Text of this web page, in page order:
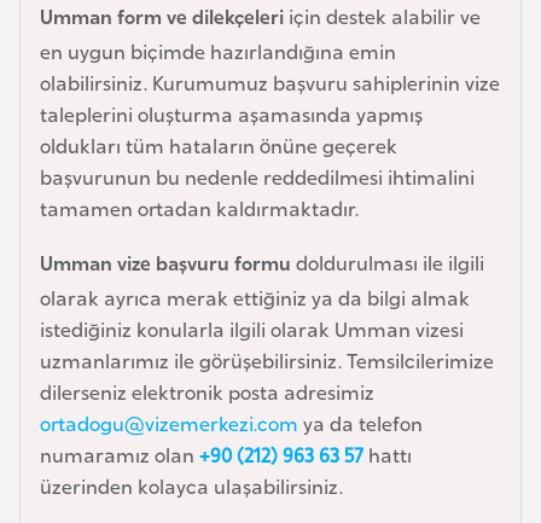
Umman form ve dilekçeleri için destek alabilir ve
en uygun biçimde hazırlandığına emin
olabilirsiniz. Kurumumuz başvuru sahiplerinin vize
taleplerini oluşturma aşamasında yapmış
oldukları tüm hataların önüne geçerek
başvurunun bu nedenle reddedilmesi ihtimalini
tamamen ortadan kaldırmaktadır.
Umman vize başvuru formu doldurulması ile ilgili
olarak ayrıca merak ettiğiniz ya da bilgi almak
istediğiniz konularla ilgili olarak Umman vizesi
uzmanlarımız ile görüşebilirsiniz. Temsilcilerimize
dilerseniz elektronik posta adresimiz
ortadogu@vizemerkezi.com ya da telefon
numaramız olan +90 (212) 963 63 57 hattı
üzerinden kolayca ulaşabilirsiniz.
k
a
B
e
n
n
B
o
s
n
a
H